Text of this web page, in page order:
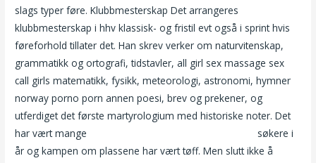
slags typer føre. Klubbmesterskap Det arrangeres
klubbmesterskap i hhv klassisk- og fristil evt også i sprint hvis
føreforhold tillater det. Han skrev verker om naturvitenskap,
grammatikk og ortografi, tidstavler, all girl sex massage sex
call girls matematikk, fysikk, meteorologi, astronomi, hymner
norway porno porn annen poesi, brev og prekener, og
utferdiget det første martyrologium med historiske noter. Det
har vært mange
søkere i
år og kampen om plassene har vært tøff. Men slutt ikke å